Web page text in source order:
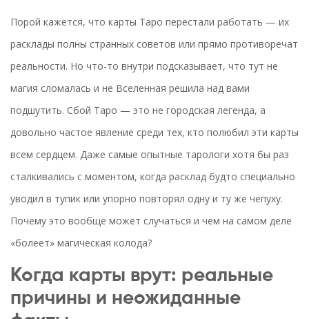
Порой кажется, что карты Таро перестали работать — их
расклады полны странных советов или прямо противоречат
реальности. Но что-то внутри подсказывает, что тут не
магия сломалась и не Вселенная решила над вами
подшутить. Сбой Таро — это не городская легенда, а
довольно частое явление среди тех, кто полюбил эти карты
всем сердцем. Даже самые опытные тарологи хотя бы раз
сталкивались с моментом, когда расклад будто специально
уводил в тупик или упорно повторял одну и ту же чепуху.
Почему это вообще может случаться и чем на самом деле
«болеет» магическая колода?
Когда карты врут: реальные
причины и неожиданные